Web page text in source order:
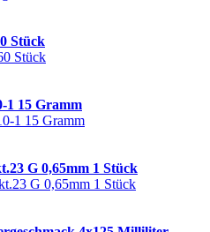
Stück
1 15 Gramm
G 0,65mm 1 Stück